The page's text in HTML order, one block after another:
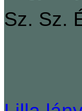
Sz. Sz.